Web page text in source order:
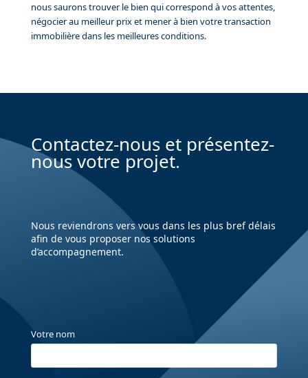
nous saurons trouver le bien qui correspond à vos attentes,
négocier au meilleur prix et mener à bien votre transaction
immobilière dans les meilleures conditions.
Contactez-nous et présentez-
nous votre projet.
Nous reviendrons vers vous dans les plus bref délais
afin de vous proposer nos solutions
d’accompagnement.
Votre nom